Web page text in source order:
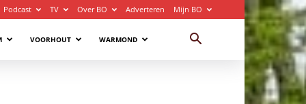
Podcast TV Over BO Adverteren Mijn BO
VOORHOUT WARMOND